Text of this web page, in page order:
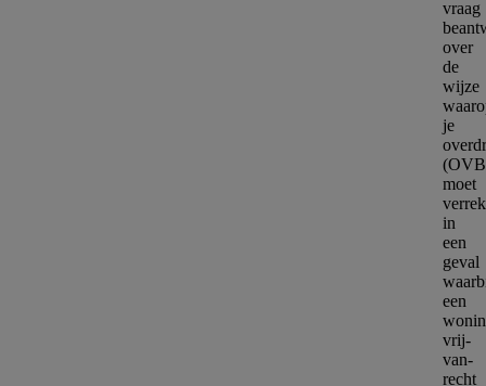
vraag
over
de
wijze
je
moet
in
een
geval
een
vrij-
van-
recht